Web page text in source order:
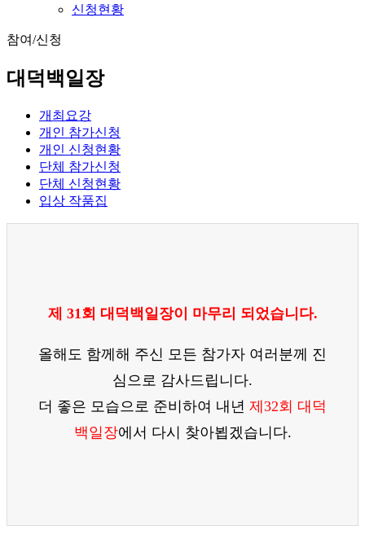
신청현황
참여/신청
대덕백일장
개최요강
개인 참가신청
개인 신청현황
단체 참가신청
단체 신청현황
입상 작품집
제 31회 대덕백일장이 마무리 되었습니다.
올해도 함께해 주신 모든 참가자 여러분께 진
심으로 감사드립니다.
더 좋은 모습으로 준비하여 내년 제32회 대덕
백일장에서 다시 찾아뵙겠습니다.